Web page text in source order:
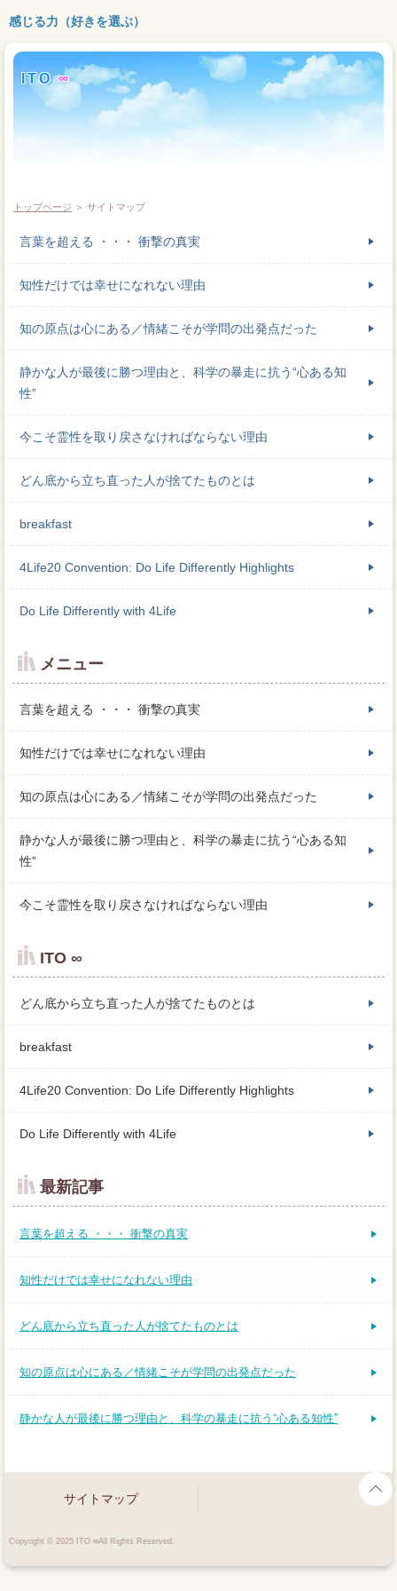
感じる力（好きを選ぶ）
ITO ∞
トップページ ＞ サイトマップ
言葉を超える ・・・ 衝撃の真実
知性だけでは幸せになれない理由
知の原点は心にある／情緒こそが学問の出発点だった
静かな人が最後に勝つ理由と、科学の暴走に抗う“心ある知
性”
今こそ霊性を取り戻さなければならない理由
どん底から立ち直った人が捨てたものとは
breakfast
4Life20 Convention: Do Life Differently Highlights
Do Life Differently with 4Life
メニュー
言葉を超える ・・・ 衝撃の真実
知性だけでは幸せになれない理由
知の原点は心にある／情緒こそが学問の出発点だった
静かな人が最後に勝つ理由と、科学の暴走に抗う“心ある知
性”
今こそ霊性を取り戻さなければならない理由
ITO ∞
どん底から立ち直った人が捨てたものとは
breakfast
4Life20 Convention: Do Life Differently Highlights
Do Life Differently with 4Life
最新記事
言葉を超える ・・・ 衝撃の真実
知性だけでは幸せになれない理由
どん底から立ち直った人が捨てたものとは
知の原点は心にある／情緒こそが学問の出発点だった
静かな人が最後に勝つ理由と、科学の暴走に抗う“心ある知性”
サイトマップ
Copyright © 2025 ITO ∞All Rights Reserved.